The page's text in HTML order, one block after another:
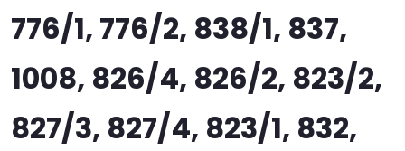
776/1, 776/2, 838/1, 837,
1008, 826/4, 826/2, 823/2,
827/3, 827/4, 823/1, 832,